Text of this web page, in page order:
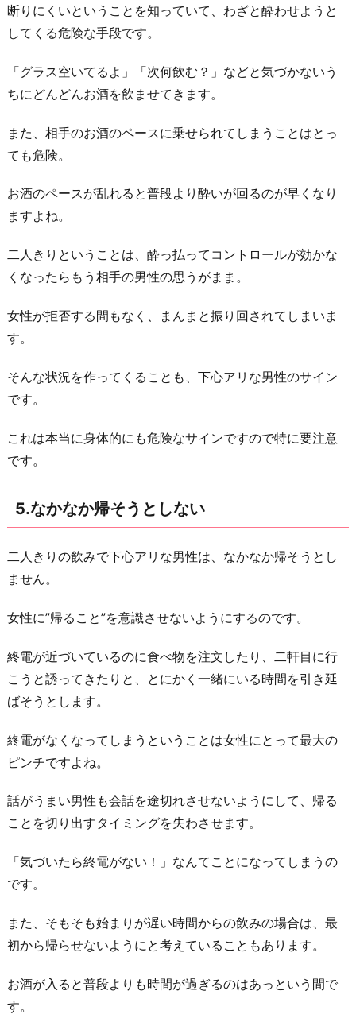
断りにくいということを知っていて、わざと酔わせようと
してくる危険な手段です。
「グラス空いてるよ」「次何飲む？」などと気づかないう
ちにどんどんお酒を飲ませてきます。
また、相手のお酒のペースに乗せられてしまうことはとっ
ても危険。
お酒のペースが乱れると普段より酔いが回るのが早くなり
ますよね。
二人きりということは、酔っ払ってコントロールが効かな
くなったらもう相手の男性の思うがまま。
女性が拒否する間もなく、まんまと振り回されてしまいま
す。
そんな状況を作ってくることも、下心アリな男性のサイン
です。
これは本当に身体的にも危険なサインですので特に要注意
です。
5.なかなか帰そうとしない
二人きりの飲みで下心アリな男性は、なかなか帰そうとし
ません。
女性に”帰ること”を意識させないようにするのです。
終電が近づいているのに食べ物を注文したり、二軒目に行
こうと誘ってきたりと、とにかく一緒にいる時間を引き延
ばそうとします。
終電がなくなってしまうということは女性にとって最大の
ピンチですよね。
話がうまい男性も会話を途切れさせないようにして、帰る
ことを切り出すタイミングを失わさせます。
「気づいたら終電がない！」なんてことになってしまうの
です。
また、そもそも始まりが遅い時間からの飲みの場合は、最
初から帰らせないようにと考えていることもあります。
お酒が入ると普段よりも時間が過ぎるのはあっという間で
す。